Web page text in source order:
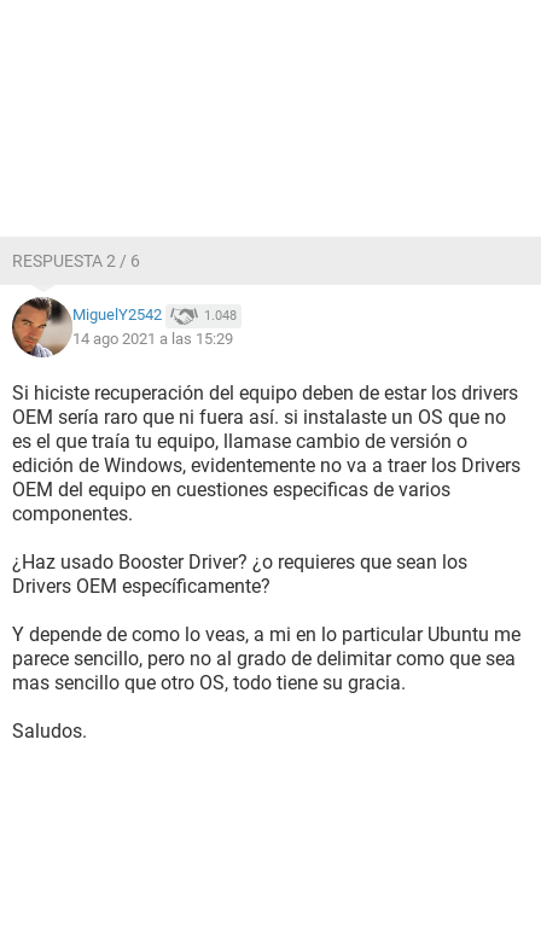
RESPUESTA 2 / 6
MiguelY2542 1.048
14 ago 2021 a las 15:29
Si hiciste recuperación del equipo deben de estar los drivers
OEM sería raro que ni fuera así. si instalaste un OS que no
es el que traía tu equipo, llamase cambio de versión o
edición de Windows, evidentemente no va a traer los Drivers
OEM del equipo en cuestiones especificas de varios
componentes.
¿Haz usado Booster Driver? ¿o requieres que sean los
Drivers OEM específicamente?
Y depende de como lo veas, a mi en lo particular Ubuntu me
parece sencillo, pero no al grado de delimitar como que sea
mas sencillo que otro OS, todo tiene su gracia.
Saludos.